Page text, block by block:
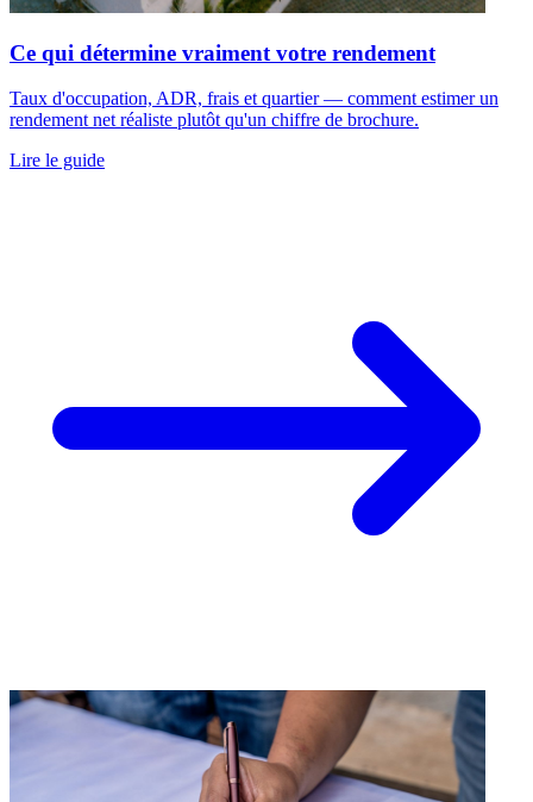
Ce qui détermine vraiment votre rendement
Taux d'occupation, ADR, frais et quartier — comment estimer un
rendement net réaliste plutôt qu'un chiffre de brochure.
Lire le guide